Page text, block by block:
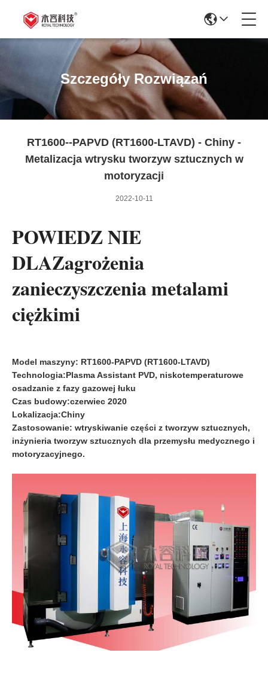
Szczegóły Rozwiązań
RT1600--PAPVD (RT1600-LTAVD) - Chiny -
Metalizacja wtrysku tworzyw sztucznych w
motoryzacji
2022-10-11
POWIEDZ NIE
DLAZagrożenia
zanieczyszczenia metalami
ciężkimi
Model maszyny: RT1600-PAPVD (RT1600-LTAVD)
Technologia:Plasma Assistant PVD, niskotemperaturowe
osadzanie z fazy gazowej łuku
Czas budowy:czerwiec 2020
Lokalizacja:Chiny
Zastosowanie: wtryskiwanie części z tworzyw sztucznych,
inżynieria tworzyw sztucznych dla przemysłu medycznego i
motoryzacyjnego.